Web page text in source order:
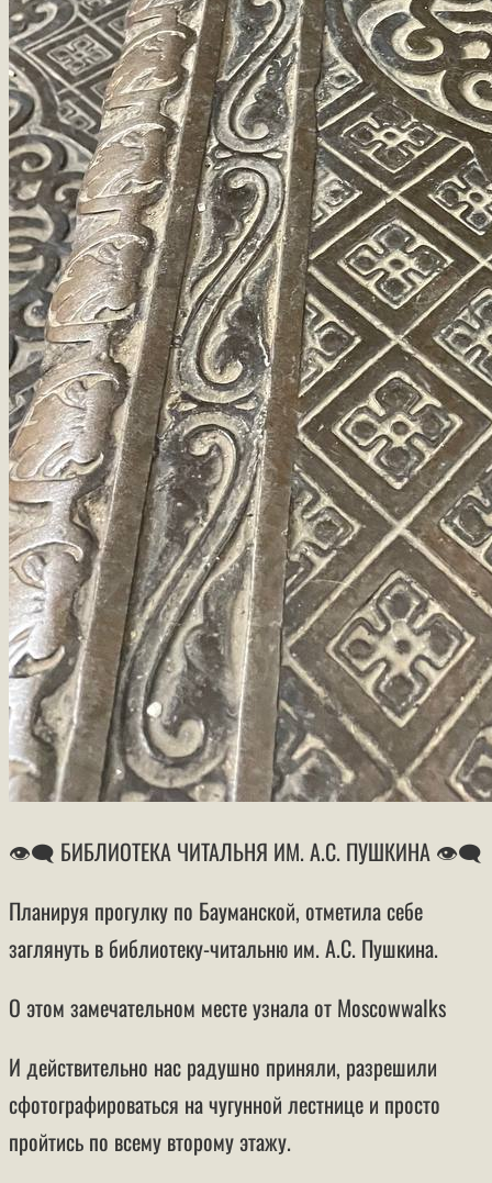
👁‍🗨 БИБЛИОТЕКА ЧИТАЛЬНЯ ИМ. А.С. ПУШКИНА 👁‍🗨
Планируя прогулку по Бауманской, отметила себе
заглянуть в библиотеку-читальню им. А.С. Пушкина.
О этом замечательном месте узнала от Moscowwalks
И действительно нас радушно приняли, разрешили
сфотографироваться на чугунной лестнице и просто
пройтись по всему второму этажу.